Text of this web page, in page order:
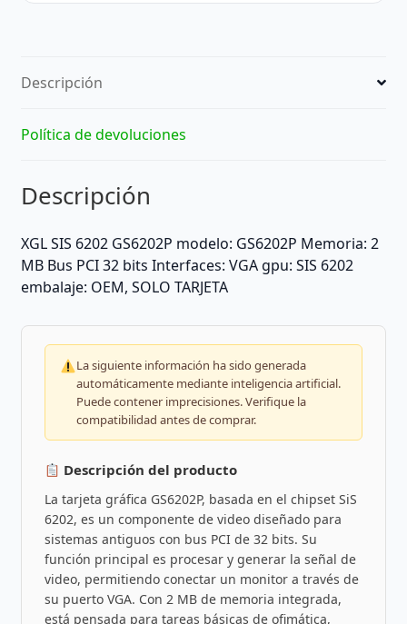
Descripción
Política de devoluciones
Descripción
XGL SIS 6202 GS6202P modelo: GS6202P Memoria: 2
MB Bus PCI 32 bits Interfaces: VGA gpu: SIS 6202
embalaje: OEM, SOLO TARJETA
La siguiente información ha sido generada
automáticamente mediante inteligencia artificial.
Puede contener imprecisiones. Verifique la
compatibilidad antes de comprar.
Descripción del producto
La tarjeta gráfica GS6202P, basada en el chipset SiS
6202, es un componente de video diseñado para
sistemas antiguos con bus PCI de 32 bits. Su
función principal es procesar y generar la señal de
video, permitiendo conectar un monitor a través de
su puerto VGA. Con 2 MB de memoria integrada,
está pensada para tareas básicas de ofimática,